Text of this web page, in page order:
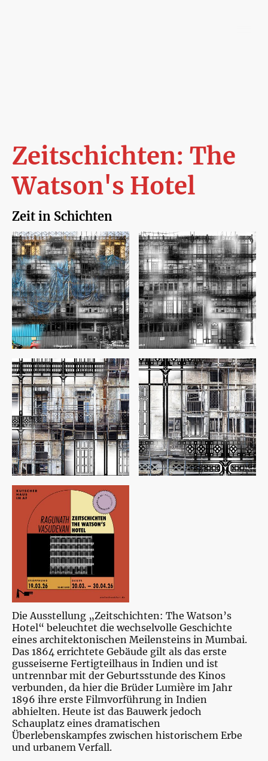
Zeitschichten: The
Watson's Hotel
Zeit in Schichten
Die Ausstellung „Zeitschichten: The Watson’s
Hotel“ beleuchtet die wechselvolle Geschichte
eines architektonischen Meilensteins in Mumbai.
Das 1864 errichtete Gebäude gilt als das erste
gusseiserne Fertigteilhaus in Indien und ist
untrennbar mit der Geburtsstunde des Kinos
verbunden, da hier die Brüder Lumière im Jahr
1896 ihre erste Filmvorführung in Indien
abhielten. Heute ist das Bauwerk jedoch
Schauplatz eines dramatischen
Überlebenskampfes zwischen historischem Erbe
und urbanem Verfall.